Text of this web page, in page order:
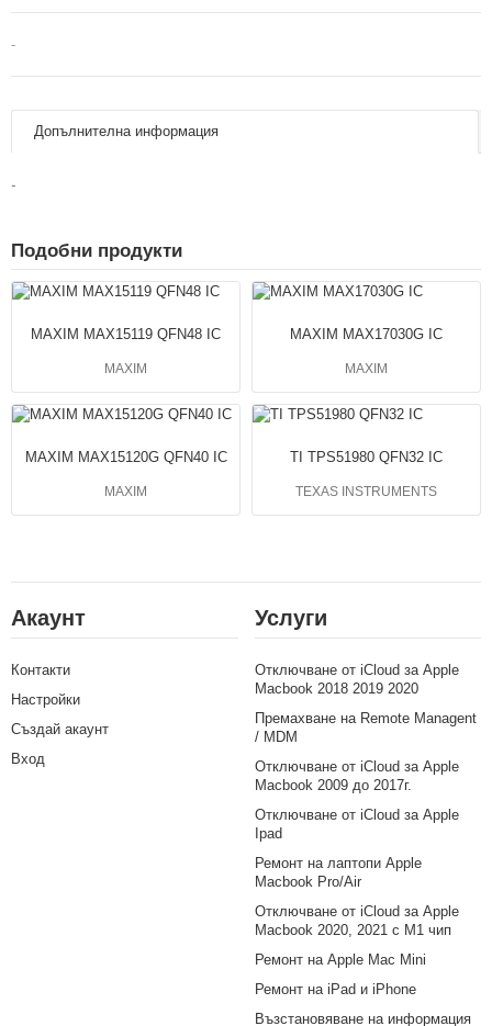
-
Допълнителна информация
-
Подобни продукти
MAXIM MAX15119 QFN48 IC
MAXIM
MAXIM MAX17030G IC
MAXIM
MAXIM MAX15120G QFN40 IC
MAXIM
TI TPS51980 QFN32 IC
TEXAS INSTRUMENTS
Акаунт
Контакти
Настройки
Създай акаунт
Вход
Услуги
Отключване от iCloud за Apple
Macbook 2018 2019 2020
Премахване на Remote Managent
/ MDM
Отключване от iCloud за Apple
Macbook 2009 до 2017г.
Отключване от iCloud за Apple
Ipad
Ремонт на лаптопи Apple
Macbook Pro/Air
Отключване от iCloud за Apple
Macbook 2020, 2021 с M1 чип
Ремонт на Apple Mac Mini
Ремонт на iPad и iPhone
Възстановяване на информация